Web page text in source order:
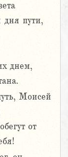
пути,
днем,
Моисей
от